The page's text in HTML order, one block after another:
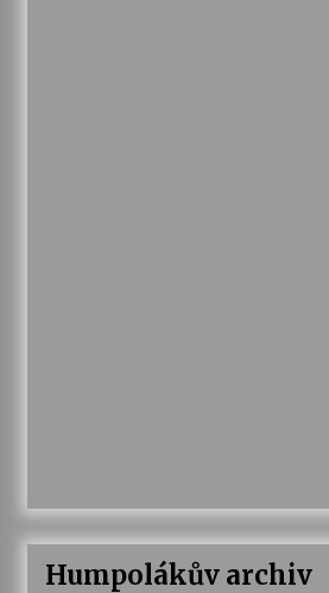
Humpolákův archiv